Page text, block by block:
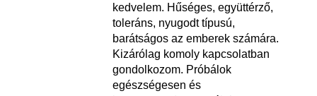
kedvelem. Hűséges, együttérző,
toleráns, nyugodt típusú,
barátságos az emberek számára.
Kizárólag komoly kapcsolatban
gondolkozom. Próbálok
egészségesen és